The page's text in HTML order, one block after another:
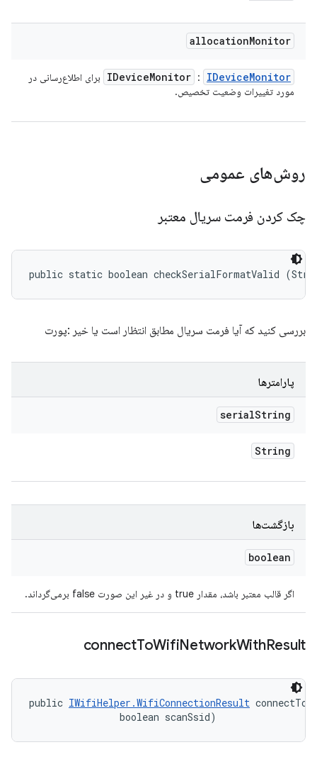
allocationMonitor
IDeviceMonitor : IDeviceMonitor
برای اطلاع‌رسانی در
مورد تغییرات وضعیت تخصیص.
روش‌های عمومی
چک کردن فرمت سریال معتبر
public static boolean checkSerialFormatValid
بررسی کنید که آیا فرمت سریال مطابق انتظار است یا خیر :پورت
پارامترها
serialString
String
بازگشت‌ها
boolean
اگر قالب معتبر باشد، مقدار true و در غیر این صورت false برمی‌گرداند.
connectToWifiNetworkWithResult
public IWifiHelper.WifiConnectionResult
                boolean scanSsid)